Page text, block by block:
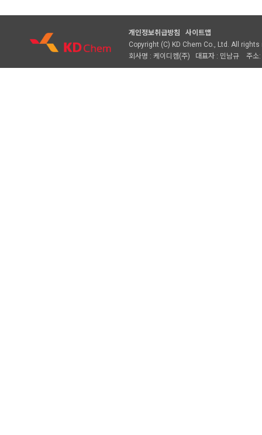
개인정보취급방침
사이트맵
Copyright (C) KD Chem Co., Ltd. All
회사명 : 케이디켐(주) 대표자 : 민남규 주